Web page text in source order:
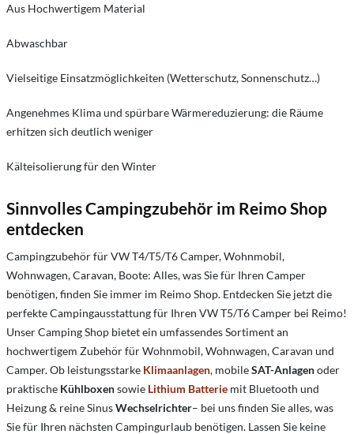
Aus Hochwertigem Material
Abwaschbar
Vielseitige Einsatzmöglichkeiten (Wetterschutz, Sonnenschutz…)
Angenehmes Klima und spürbare Wärmereduzierung: die Räume
erhitzen sich deutlich weniger
Kälteisolierung für den Winter
Sinnvolles Campingzubehör im Reimo Shop
entdecken
Campingzubehör für VW T4/T5/T6 Camper, Wohnmobil,
Wohnwagen, Caravan, Boote: Alles, was Sie für Ihren Camper
benötigen, finden Sie immer im Reimo Shop. Entdecken Sie jetzt die
perfekte Campingausstattung für Ihren VW T5/T6 Camper bei Reimo!
Unser Camping Shop bietet ein umfassendes Sortiment an
hochwertigem Zubehör für Wohnmobil, Wohnwagen, Caravan und
Camper. Ob leistungsstarke Klimaanlagen, mobileSAT-Anlagenoder
praktische Kühlboxensowie Lithium Batterie mit Bluetooth und
Heizung & reine SinusWechselrichter– bei uns finden Sie alles, was
Sie für Ihren nächsten Campingurlaub benötigen. Lassen Sie keine